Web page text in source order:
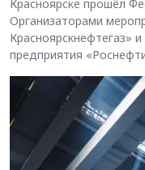
Красноярске прошёл
Организаторами
предприятия